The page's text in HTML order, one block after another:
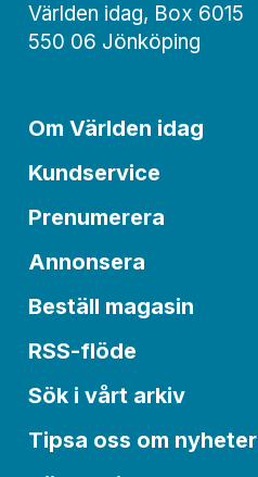
Världen idag, Box 6015
550 06 Jönköping
Om Världen idag
Kundservice
Prenumerera
Annonsera
Beställ magasin
RSS-flöde
Sök i vårt arkiv
Tipsa oss om nyheter